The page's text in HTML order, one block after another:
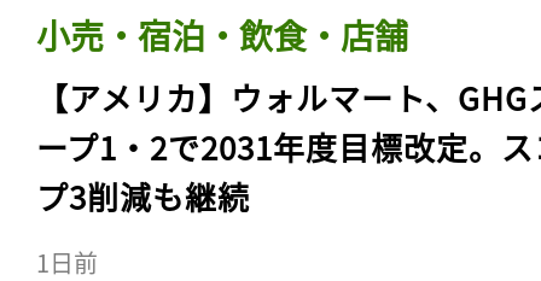
小売・宿泊・飲食・店舗
【アメリカ】ウォルマート、GHG
ープ1・2で2031年度目標改定。
プ3削減も継続
1日前